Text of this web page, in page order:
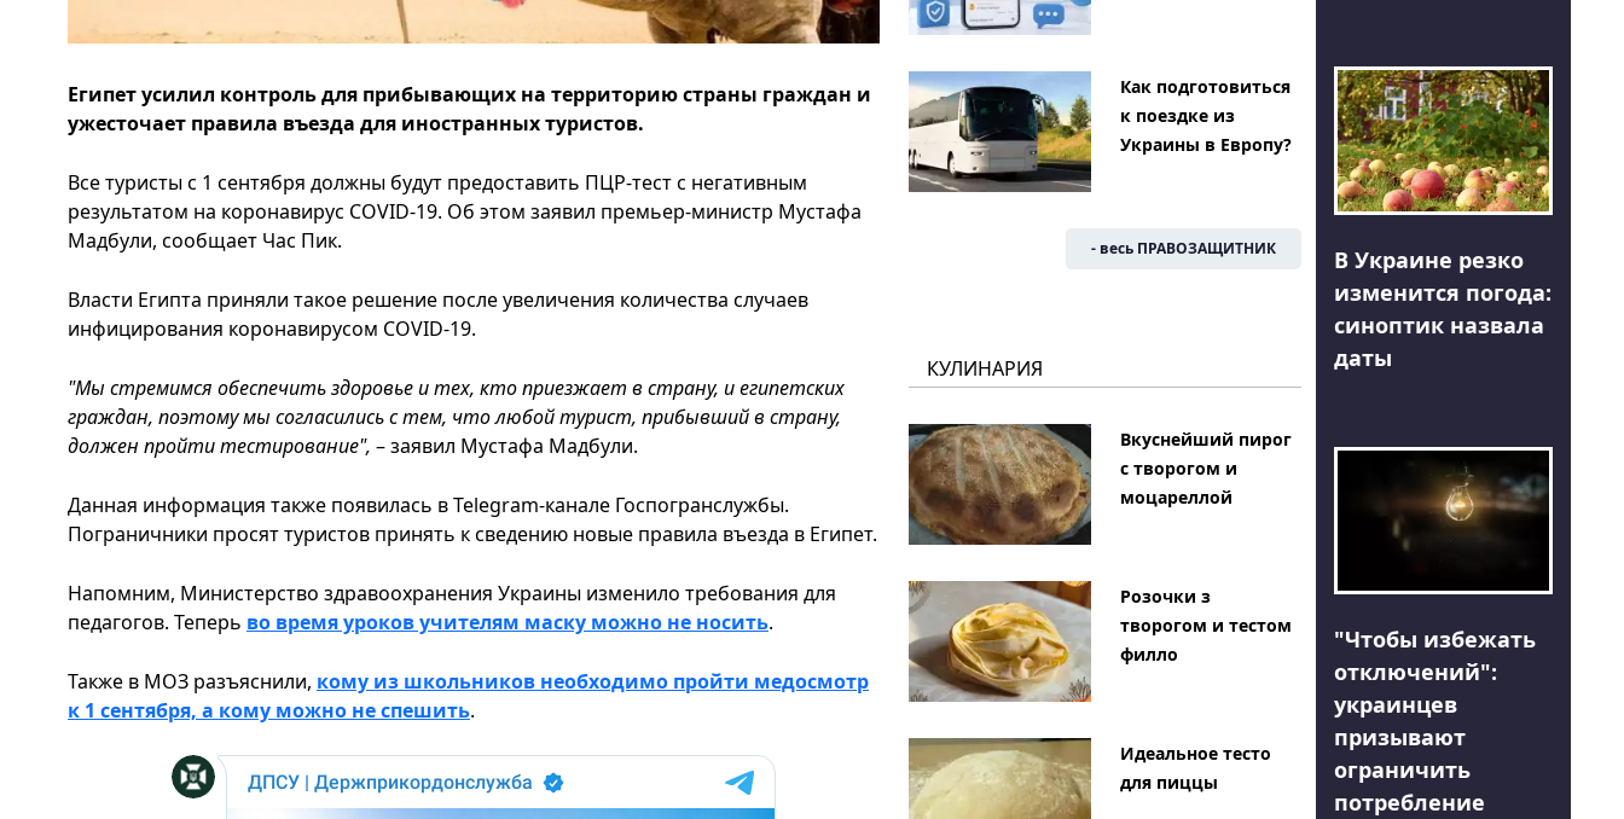
Египет усилил контроль для прибывающих на территорию страны граждан и
ужесточает правила въезда для иностранных туристов.
Все туристы с 1 сентября должны будут предоставить ПЦР-тест с негативным
результатом на коронавирус COVID-19. Об этом заявил премьер-министр Мустафа
Мадбули, сообщает Час Пик.
Власти Египта приняли такое решение после увеличения количества случаев
инфицирования коронавирусом COVID-19.
"Мы стремимся обеспечить здоровье и тех, кто приезжает в страну, и египетских
граждан, поэтому мы согласились с тем, что любой турист, прибывший в страну,
должен пройти тестирование", – заявил Мустафа Мадбули.
Данная информация также появилась в Telegram-канале Госпогранслужбы.
Пограничники просят туристов принять к сведению новые правила въезда в Египет.
Напомним, Министерство здравоохранения Украины изменило требования для
педагогов. Теперь во время уроков учителям маску можно не носить.
Также в МОЗ разъяснили, кому из школьников необходимо пройти медосмотр
к 1 сентября, а кому можно не спешить.
Как подготовиться
к поездке из
Украины в Европу?
- весь ПРАВОЗАЩИТНИК
КУЛИНАРИЯ
Вкуснейший пирог
с творогом и
моцареллой
Розочки з
творогом и тестом
филло
Идеальное тесто
для пиццы
В Украине резко
изменится погода:
синоптик назвала
даты
"Чтобы избежать
отключений":
украинцев
призывают
ограничить
потребление